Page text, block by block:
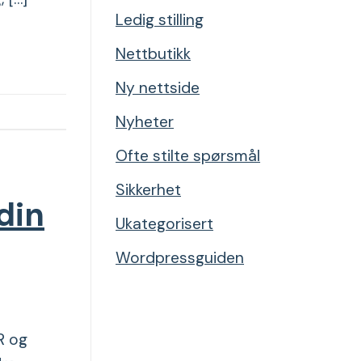
og
Ledig stilling
Nettbutikk
Ny nettside
Nyheter
Ofte stilte spørsmål
Sikkerhet
Ukategorisert
Wordpressguiden